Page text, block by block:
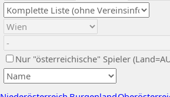
Nur "österreichische" Spieler